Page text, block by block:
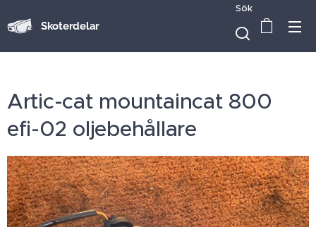
Skoterdelar
Sök
Artic-cat mountaincat 800
efi-02 oljebehållare